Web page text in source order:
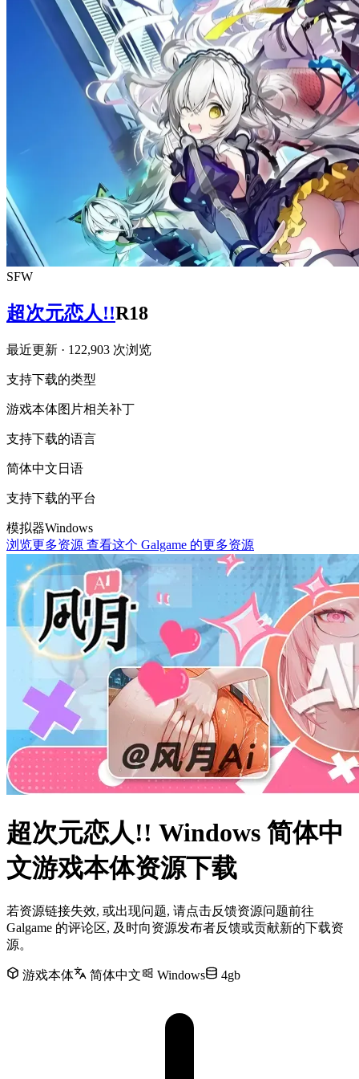
SFW
超次元恋人!!R18
最近更新 · 122,903 次浏览
支持下载的类型
游戏本体图片相关补丁
支持下载的语言
简体中文 日语
支持下载的平台
模拟器Windows
浏览更多资源 查看这个 Galgame 的更多资源
超次元恋人!! Windows 简体中
文游戏本体资源下载
若资源链接失效, 或出现问题, 请点击反馈资源问题前往
Galgame 的评论区, 及时向资源发布者反馈或贡献新的下载资
源。
游戏本体 简体中文 Windows 4gb